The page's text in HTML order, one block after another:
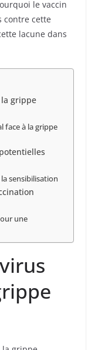
le vaccin
contre cette
lacune dans
grippe
face à la grippe
sensibilisation
une